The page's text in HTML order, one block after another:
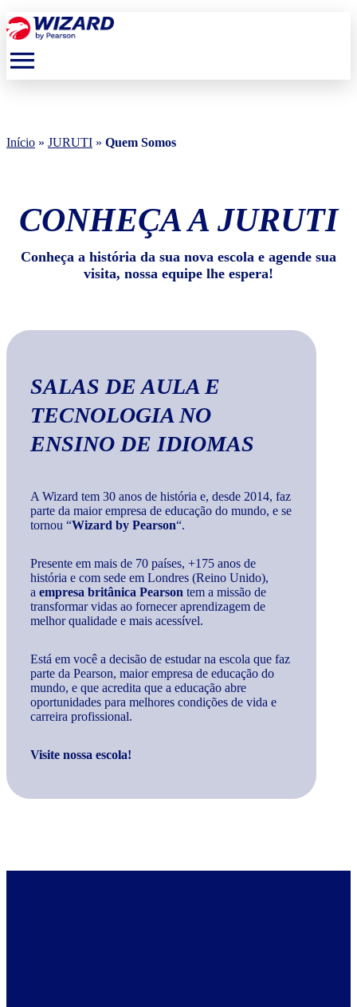
menu
Início » JURUTI » Quem Somos
CONHEÇA A JURUTI
Conheça a história da sua nova escola e agende sua
visita, nossa equipe lhe espera!
SALAS DE AULA E
TECNOLOGIANO
ENSINO DE IDIOMAS
A Wizard tem 30 anos de história e, desde 2014, faz
parte da maior empresa de educação do mundo, e se
tornou “Wizard by Pearson“.
Presente em mais de 70 países, +175 anos de
história e com sede em Londres (Reino Unido),
a empresa britânica Pearson tem a missão de
transformar vidas ao fornecer aprendizagem de
melhor qualidade e mais acessível.
Está em você a decisão de estudar na escola que faz
parte da Pearson, maior empresa de educação do
mundo, e que acredita que a educação abre
oportunidades para melhores condições de vida e
carreira profissional.
Visite nossa escola!